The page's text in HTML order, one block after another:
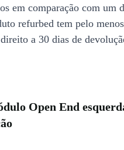
em comparação com um
refurbed tem pelo
a 30 dias de
Open End